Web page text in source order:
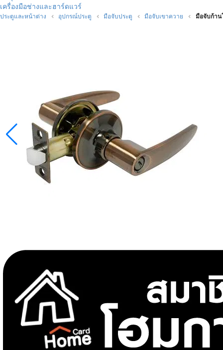
เครื่องมือช่างและฮาร์ดแวร์
ประตูและหน้าต่าง อุปกรณ์ประตู มือจับประตู มือจับเขาควาย มือจับก้าน